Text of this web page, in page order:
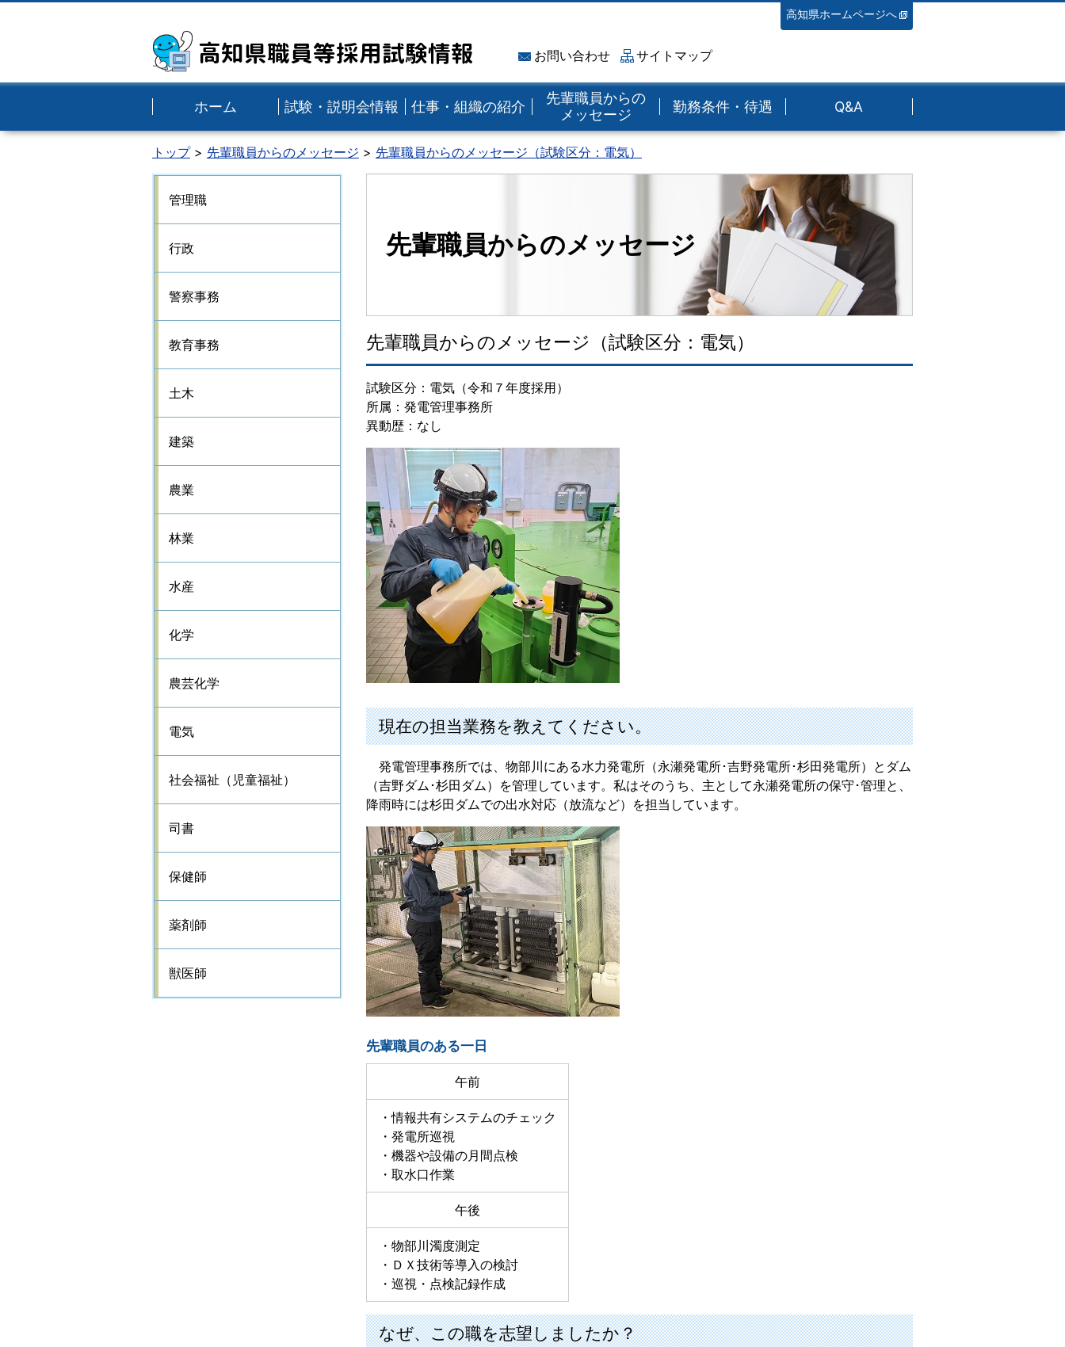
高知県職員等採用試験情報
高知県ホームページへ
お問い合わせ サイトマップ
ホーム 試験・説明会情報 仕事・組織の紹介
先輩職員からの
メッセージ
勤務条件・待遇 Q&A
トップ 先輩職員からのメッセージ 先輩職員からのメッセージ（試験区分：電気）
先輩職員からのメッセージ
先輩職員からのメッセージ（試験区分：電気）
試験区分：電気（令和７年度採用）
所属：発電管理事務所
異動歴：なし
現在の担当業務を教えてください。
発電管理事務所では、物部川にある水力発電所（永瀬発電所･吉野発電所･杉田発電所）とダム
（吉野ダム･杉田ダム）を管理しています。私はそのうち、主として永瀬発電所の保守･管理と、
降雨時には杉田ダムでの出水対応（放流など）を担当しています。
先輩職員のある一日
午前
・情報共有システムのチェック
・発電所巡視
・機器や設備の月間点検
・取水口作業
午後
・物部川濁度測定
・ＤＸ技術等導入の検討
・巡視・点検記録作成
なぜ、この職を志望しましたか？
管理職
行政
警察事務
教育事務
土木
建築
農業
林業
水産
化学
農芸化学
電気
社会福祉（児童福祉）
司書
保健師
薬剤師
獣医師